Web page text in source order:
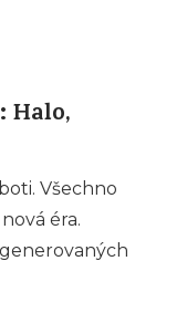
Halo,
Všechno
éra.